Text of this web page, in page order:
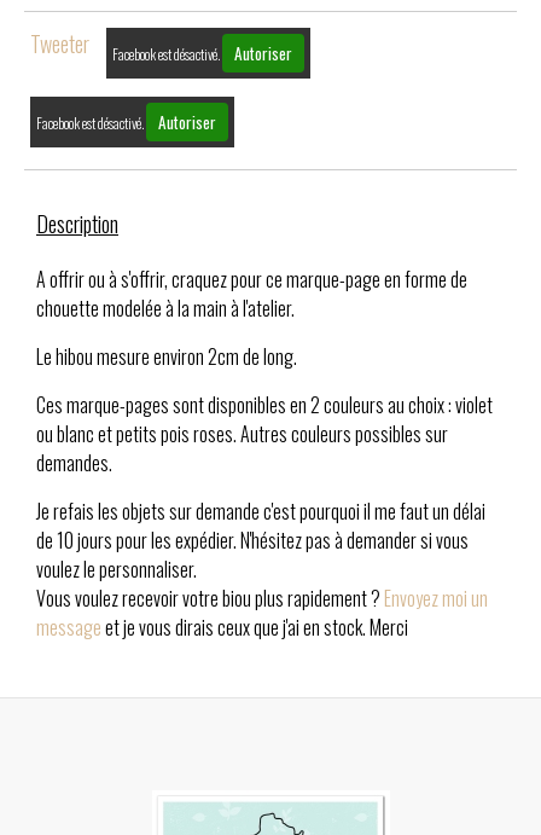
Tweeter Facebook est désactivé. Autoriser
Facebook est désactivé. Autoriser
Description
A offrir ou à s'offrir, craquez pour ce marque-page en forme de
chouette modelée à la main à l'atelier.
Le hibou mesure environ 2cm de long.
Ces marque-pages sont disponibles en 2 couleurs au choix : violet
ou blanc et petits pois roses. Autres couleurs possibles sur
demandes.
Je refais les objets sur demande c'est pourquoi il me faut un délai
de 10 jours pour les expédier. N'hésitez pas à demander si vous
voulez le personnaliser.
Vous voulez recevoir votre biou plus rapidement ? Envoyez moi un
messageet je vous dirais ceux que j'ai en stock. Merci